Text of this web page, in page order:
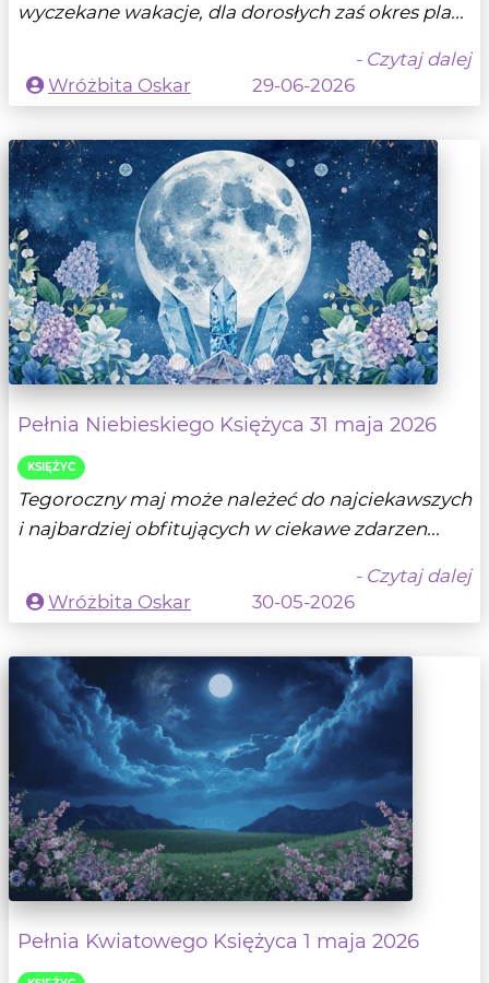
wyczekane wakacje, dla dorosłych zaś okres pla...
- Czytaj dalej
Wróżbita Oskar
29-06-2026
Pełnia Niebieskiego Księżyca 31 maja 2026
KSIĘŻYC
Tegoroczny maj może należeć do najciekawszych
i najbardziej obfitujących w ciekawe zdarzen...
- Czytaj dalej
Wróżbita Oskar
30-05-2026
Pełnia Kwiatowego Księżyca 1 maja 2026